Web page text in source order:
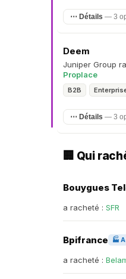
⋯ Détails — 3
Deem
Juniper Group
Proplace
B2B
⋯ Détails — 3
🏢 Qui
Bouygues
a racheté : SFR
Bpifrance 🏭
a racheté :